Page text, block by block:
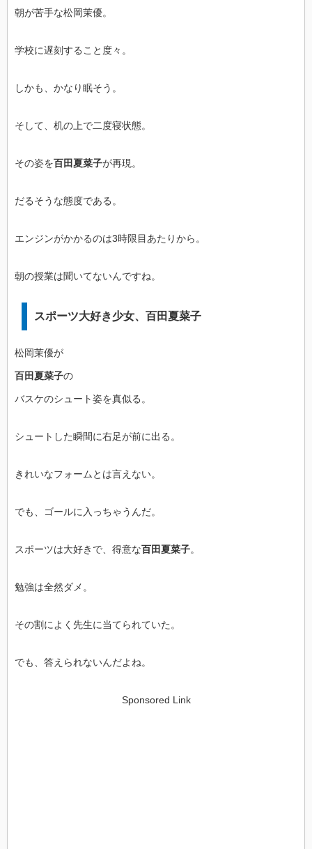
朝が苦手な松岡茉優。
学校に遅刻すること度々。
しかも、かなり眠そう。
そして、机の上で二度寝状態。
その姿を百田夏菜子が再現。
だるそうな態度である。
エンジンがかかるのは3時限目あたりから。
朝の授業は聞いてないんですね。
スポーツ大好き少女、百田夏菜子
松岡茉優が
百田夏菜子の
バスケのシュート姿を真似る。
シュートした瞬間に右足が前に出る。
きれいなフォームとは言えない。
でも、ゴールに入っちゃうんだ。
スポーツは大好きで、得意な百田夏菜子。
勉強は全然ダメ。
その割によく先生に当てられていた。
でも、答えられないんだよね。
Sponsored Link